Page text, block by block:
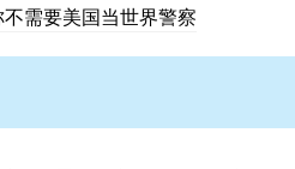
需要美国当世界警察